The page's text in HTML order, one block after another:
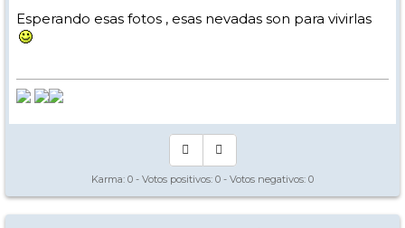
apartamento. No se si son de pista o de carreteras, pero es señal de
que intentan que todo esté "habitable", al menos esa es mi
Esperando esas fotos , esas nevadas son para vivirlas
Karma: 0 - Votos positivos: 0 - Votos negativos: 0